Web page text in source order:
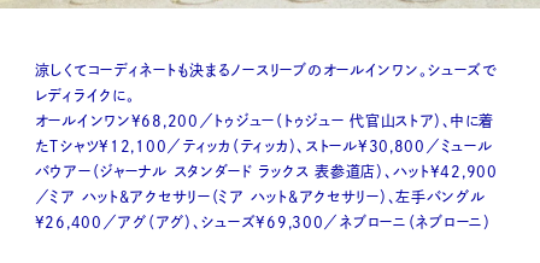
涼しくてコーディネートも決まるノースリーブのオールインワン。シューズで
レディライクに。
オールインワン¥68,200／トゥジュー（トゥジュー 代官山ストア）、中に着
たTシャツ¥12,100／ティッカ（ティッカ）、ストール¥30,800／ミュール
バウアー（ジャーナル スタンダード ラックス 表参道店）、ハット¥42,900
／ミア ハット&アクセサリー（ミア ハット&アクセサリー）、左手バングル
¥26,400／アグ（アグ）、シューズ¥69,300／ネブローニ（ネブローニ）